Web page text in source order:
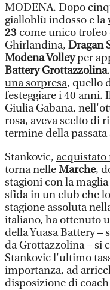
MODENA. Dopo
gialloblù indosso e la
23 come unico
Ghirlandina, Dragan
Modena Volleyper
Battery Grottazzolina
una sorpresa, quello
festeggiare i 40 anni.
Giulia Gabana,
rosa, aveva scelto di
termine della passata
Stankovic, acquistato
torna nelleMarche,
stagioni con la
sfida in un club che
stagione assoluta
italiano, ha ottenuto
della Yuasa Battery
da Grottazzolina – si
Stankovic l'ultimo
importanza, ad
disposizione di coach